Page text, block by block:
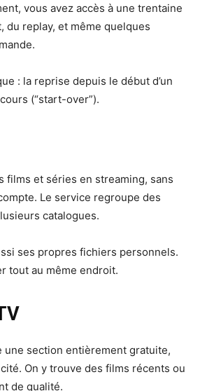
vous avez accès à une trentaine
du replay, et même quelques
: la reprise depuis le début d’un
(“start-over”).
films et séries en streaming, sans
Le service regroupe des
catalogues.
ses propres fichiers personnels.
tout au même endroit.
une section entièrement gratuite,
On y trouve des films récents ou
de qualité.